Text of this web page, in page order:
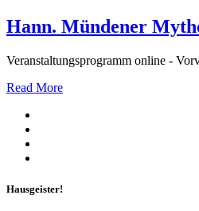
Hann. Mündener
Veranstaltungsprogramm online -
Read More
Hausgeister!